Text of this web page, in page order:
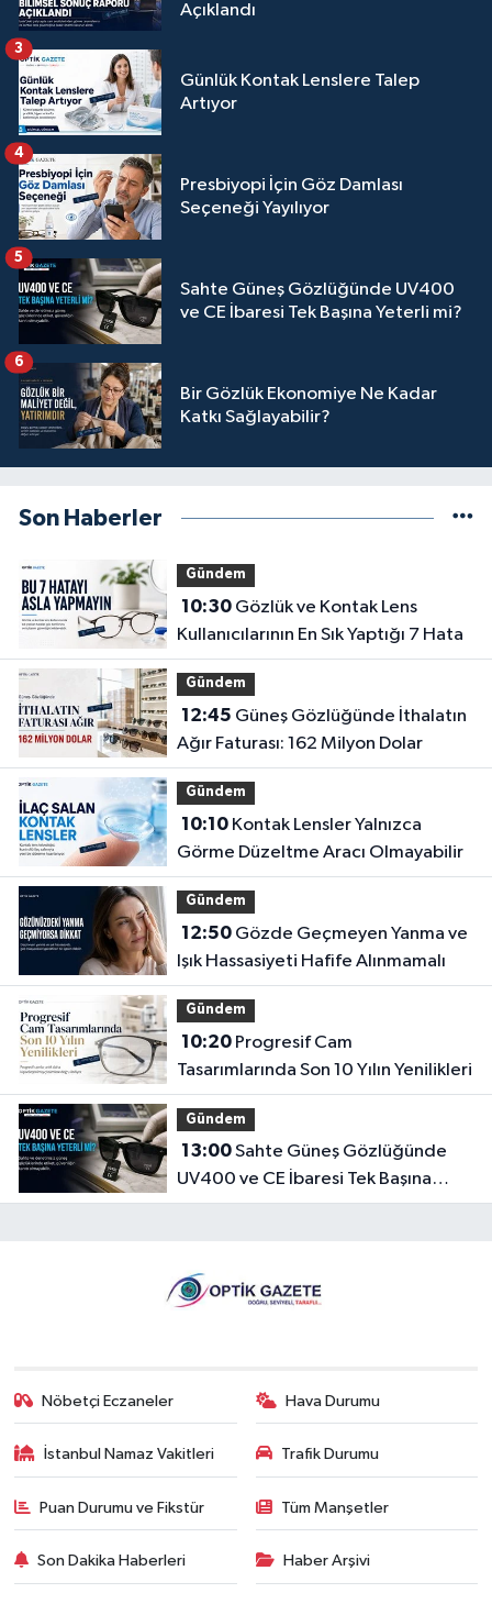
Açıklandı
Günlük Kontak Lenslere Talep
Artıyor
3
Presbiyopi İçin Göz Damlası
Seçeneği Yayılıyor
4
Sahte Güneş Gözlüğünde UV400
ve CE İbaresi Tek Başına Yeterli mi?
5
Bir Gözlük Ekonomiye Ne Kadar
Katkı Sağlayabilir?
6
Son Haberler
Gündem
10:30Gözlük ve Kontak Lens
Kullanıcılarının En Sık Yaptığı 7 Hata
Gündem
12:45
Ağır Faturası: 162 Milyon Dolar
Gündem
10:10Kontak Lensler Yalnızca
Görme Düzeltme Aracı Olmayabilir
Gündem
12:50Gözde Geçmeyen Yanma ve
Işık Hassasiyeti Hafife Alınmamalı
Gündem
10:20Progresif Cam
Tasarımlarında Son 10 Yılın Yenilikleri
Gündem
13:00Sahte Güneş Gözlüğünde
UV400 ve CE İbaresi Tek Başına
Yeterli mi?
Nöbetçi Eczaneler Hava Durumu
İstanbul Namaz Vakitleri Trafik Durumu
Puan Durumu ve Fikstür Tüm Manşetler
Son Dakika Haberleri Haber Arşivi